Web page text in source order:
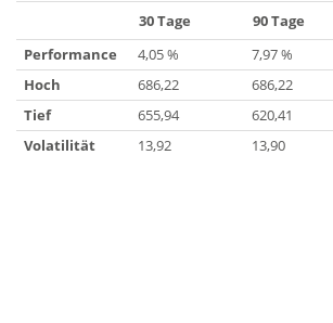
30 Tage 90 Tage
Performance
4,05 % 7,97 %
Hoch
686,22 686,22
Tief
655,94 620,41
Volatilität
13,92 13,90